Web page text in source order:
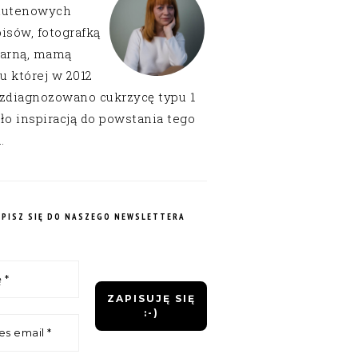
fotografką
mamą
której w 2012
cukrzycę typu 1
inspiracją do powstania tego
SIĘ DO NASZEGO NEWSLETTERA